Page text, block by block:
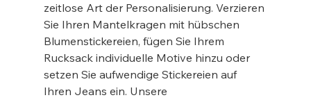
zeitlose Art der Personalisierung. Verzieren
Sie Ihren Mantelkragen mit hübschen
Blumenstickereien, fügen Sie Ihrem
Rucksack individuelle Motive hinzu oder
setzen Sie aufwendige Stickereien auf
Ihren Jeans ein. Unsere